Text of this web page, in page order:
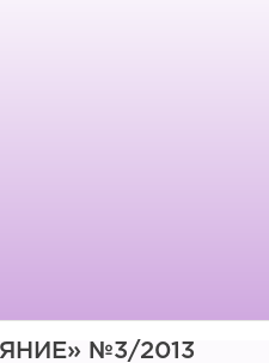
№3/2013